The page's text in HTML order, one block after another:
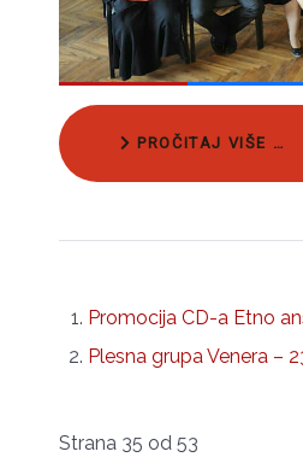
PROČITAJ VIŠE …
Promocija CD-a Etno
Plesna grupa Venera –
Strana 35 od 53